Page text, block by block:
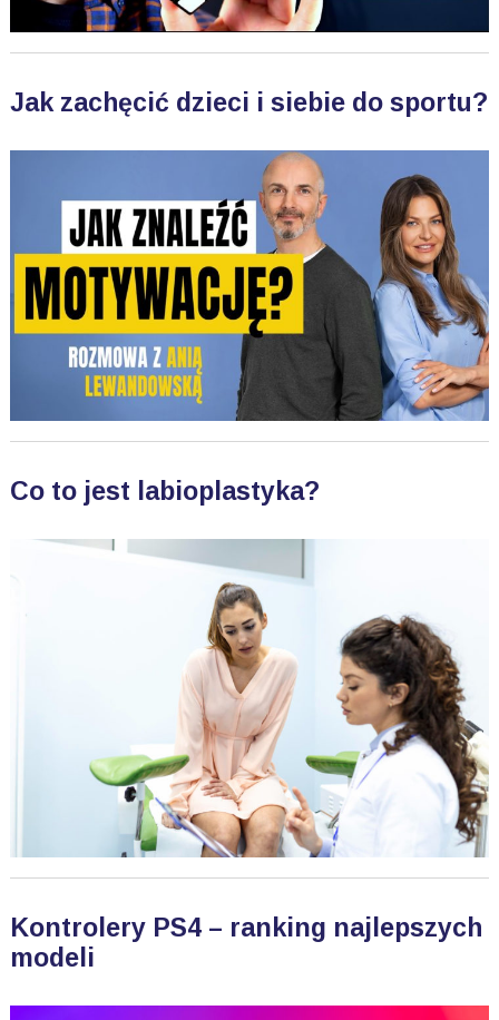
Jak zachęcić dzieci i siebie do sportu?
Co to jest labioplastyka?
Kontrolery PS4 – ranking najlepszych
modeli